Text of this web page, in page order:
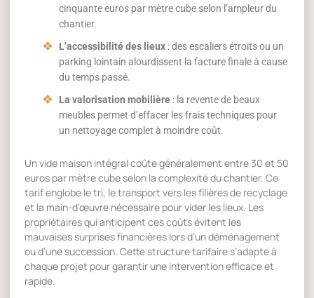
cinquante euros par mètre cube selon l’ampleur du
chantier.
L’accessibilité des lieux : des escaliers étroits ou un
parking lointain alourdissent la facture finale à cause
du temps passé.
La valorisation mobilière : la revente de beaux
meubles permet d’effacer les frais techniques pour
un nettoyage complet à moindre coût.
Un vide maison intégral coûte généralement entre 30 et 50
euros par mètre cube selon la complexité du chantier. Ce
tarif englobe le tri, le transport vers les filières de recyclage
et la main-d’œuvre nécessaire pour vider les lieux. Les
propriétaires qui anticipent ces coûts évitent les
mauvaises surprises financières lors d’un déménagement
ou d’une succession. Cette structure tarifaire s’adapte à
chaque projet pour garantir une intervention efficace et
rapide.